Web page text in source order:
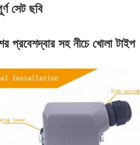
সেট ছবি
প্রবেশদ্বার সহ নীচে খোলা টাইপ